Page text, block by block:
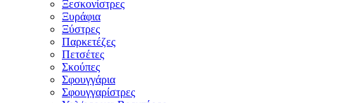
Ξεσκονίστρες
Ξυράφια
Ξύστρες
Παρκετέζες
Πετσέτες
Σκούπες
Σφουγγάρια
Σφουγγαρίστρες